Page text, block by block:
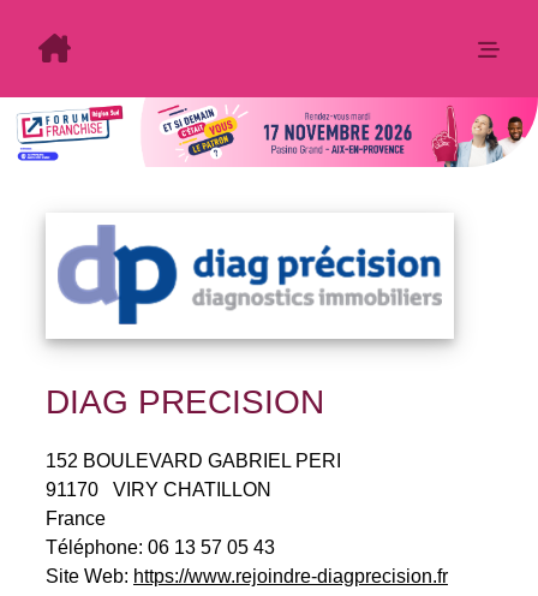
DIAG PRECISION
152 BOULEVARD GABRIEL PERI
91170
VIRY CHATILLON
France
Téléphone: 06 13 57 05 43
Site Web: https://www.rejoindre-diagprecision.fr